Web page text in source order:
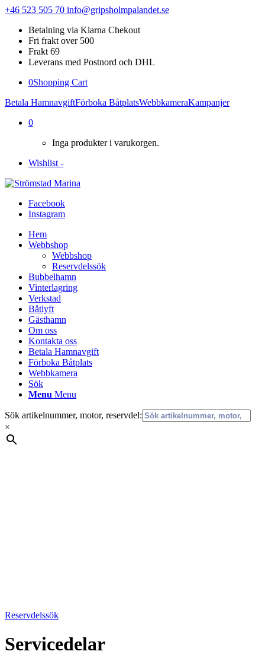
+46 523 505 70 info@gripsholmpalandet.se
Betalning via Klarna Chekout
Fri frakt over 500
Frakt 69
Leverans med Postnord och DHL
0Shopping Cart
Betala HamnavgiftFörboka BåtplatsWebbkameraKampanjer
0
Inga produkter i varukorgen.
Wishlist -
Facebook
Instagram
Hem
Webbshop
Webbshop
Reservdelssök
Bubbelhamn
Vinterlagring
Verkstad
Båtlyft
Gästhamn
Om oss
Kontakta oss
Betala Hamnavgift
Förboka Båtplats
Webbkamera
Sök
Menu Menu
Sök artikelnummer, motor, reservdel:
×
Reservdelssök
Servicedelar